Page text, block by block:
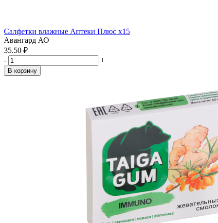
Салфетки влажные Аптеки Плюс x15
Авангард АО
35.50 ₽
-
+
В корзину